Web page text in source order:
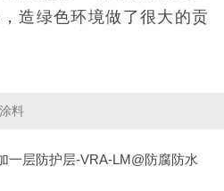
造绿色环境做了很大的贡
料
一层防护层-VRA-LM@防腐防水